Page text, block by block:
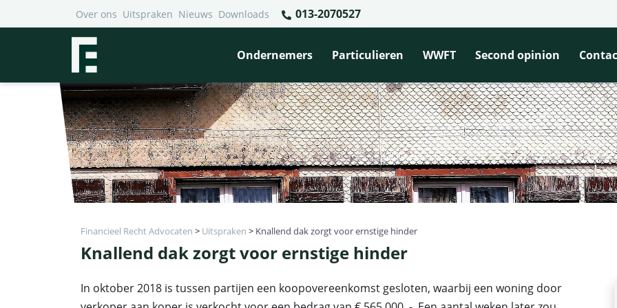
Over ons Uitspraken Nieuws Downloads 013-2070527
Ondernemers Particulieren WWFT Second opinion
Financieel Recht Advocaten > Uitspraken > Knallend dak zorgt voor ernstige hinder
Knallend dak zorgt voor ernstige hinder
In oktober 2018 is tussen partijen een koopovereenkomst gesloten, waarbij een woning door